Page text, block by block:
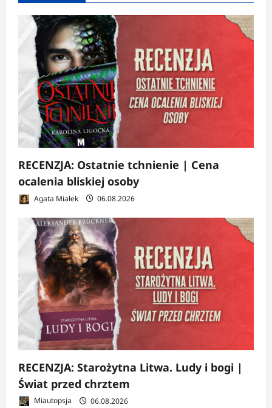
RECENZJA: Ostatnie tchnienie | Cena
ocalenia bliskiej osoby
Agata Miałek 06.08.2026
RECENZJA: Starożytna Litwa. Ludy i bogi |
Świat przed chrztem
Miautopsja 06.08.2026